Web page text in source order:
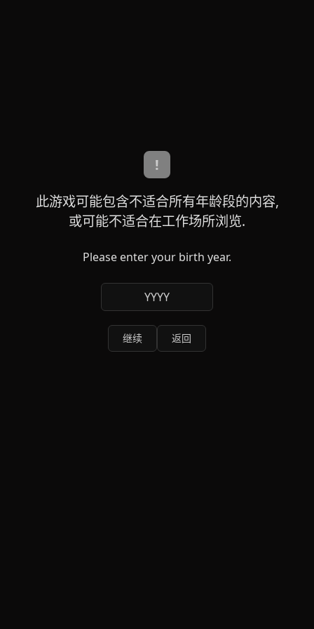
!
此游戏可能包含不适合所有年龄段的内容,
或可能不适合在工作场所浏览.
Please enter your birth year.
YYYY
继续 返回